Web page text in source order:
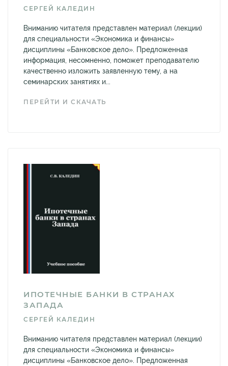
СЕРГЕЙ КАЛЕДИН
Вниманию читателя представлен материал (лекции)
для специальности «Экономика и финансы»
дисциплины «Банковское дело». Предложенная
информация, несомненно, поможет преподавателю
качественно изложить заявленную тему, а на
семинарских занятиях и...
ПЕРЕЙТИ И СКАЧАТЬ
ИПОТЕЧНЫЕ БАНКИ В СТРАНАХ
ЗАПАДА
СЕРГЕЙ КАЛЕДИН
Вниманию читателя представлен материал (лекции)
для специальности «Экономика и финансы»
дисциплины «Банковское дело». Предложенная